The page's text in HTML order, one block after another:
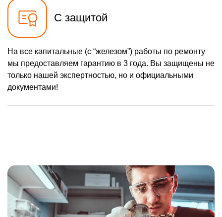
С защитой
На все капитальные (с “железом”) работы по ремонту
мы предоставляем гарантию в 3 года. Вы защищены не
только нашей экспертностью, но и официальными
документами!